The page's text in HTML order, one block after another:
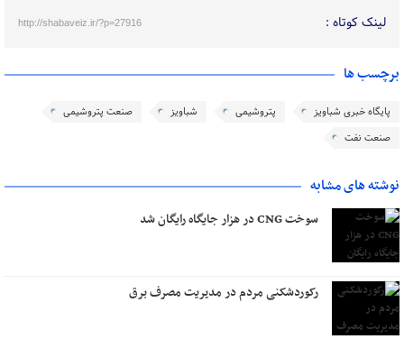
لینک کوتاه : http://shabaveiz.ir/?p=27916
برچسب ها
پایگاه خبری شباویز پتروشیمی شباویز
صنعت پتروشیمی
صنعت نفت
نوشته های مشابه
سوخت CNG در هزار جایگاه رایگان شد
رکوردشکنی مردم در مدیریت مصرف برق